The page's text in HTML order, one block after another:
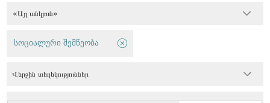
«Այլ անկյուն»
სოციალური შემწეობა
Վերջին տեղեկություններ